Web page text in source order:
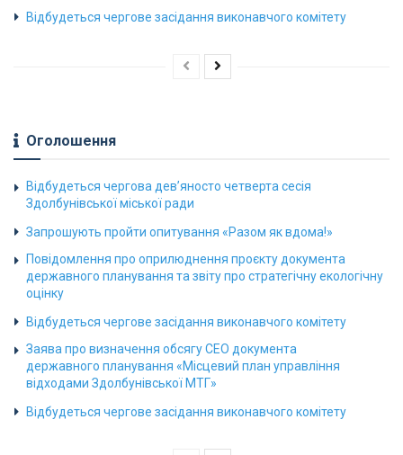
Відбудеться чергове засідання виконавчого комітету
Оголошення
Відбудеться чергова дев’яносто четверта сесія
Здолбунівської міської ради
Запрошують пройти опитування «Разом як вдома!»
Повідомлення про оприлюднення проєкту документа
державного планування та звіту про стратегічну екологічну
оцінку
Відбудеться чергове засідання виконавчого комітету
Заява про визначення обсягу СЕО документа
державного планування «Місцевий план управління
відходами Здолбунівської МТГ»
Відбудеться чергове засідання виконавчого комітету